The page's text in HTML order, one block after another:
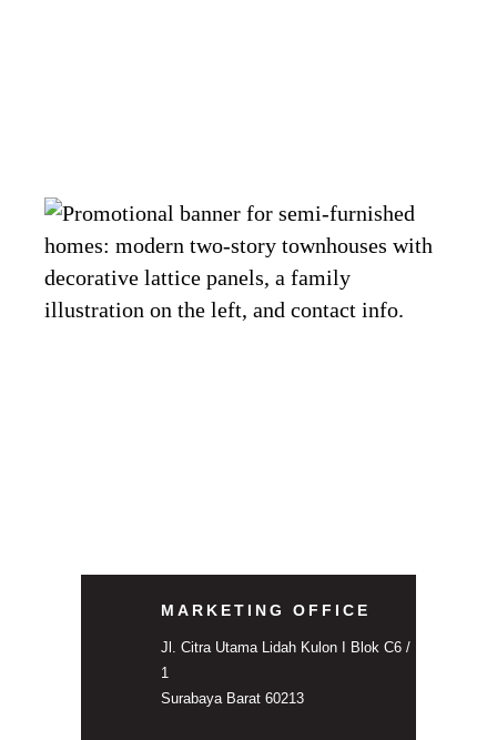
MARKETING OFFICE
Jl. Citra Utama Lidah Kulon I Blok C6 /
1
Surabaya Barat 60213